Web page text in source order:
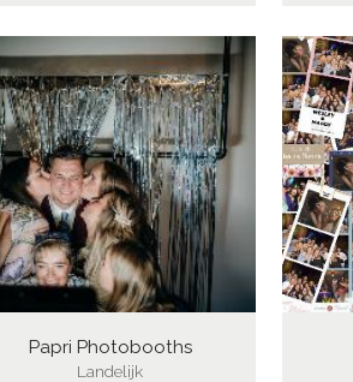
Papri Photobooths
Landelijk